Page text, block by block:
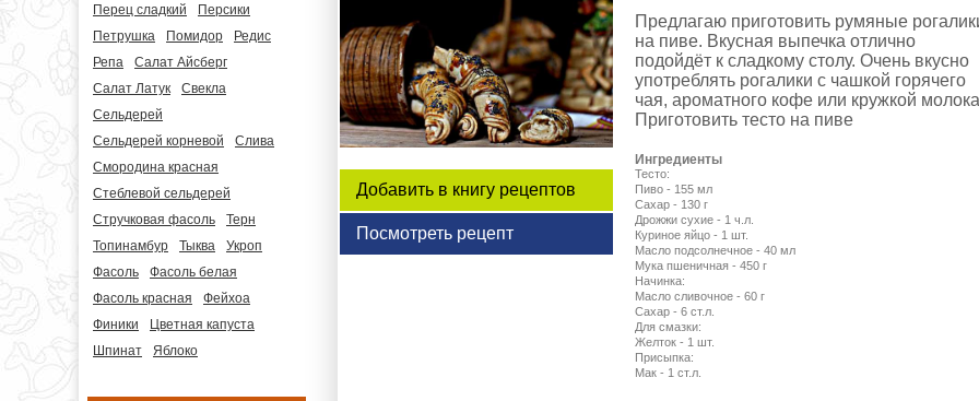
Перец сладкий
Персики
Петрушка
Помидор
Редис
Репа
Салат Айсберг
Салат Латук
Свекла
Сельдерей
Сельдерей корневой
Слива
Смородина красная
Стеблевой сельдерей
Стручковая фасоль
Терн
Топинамбур
Тыква
Укроп
Фасоль
Фасоль белая
Фасоль красная
Фейхоа
Финики
Цветная капуста
Шпинат
Яблоко
Добавить в книгу рецептов
Посмотреть рецепт
Предлагаю приготовить румяные
на пиве. Вкусная выпечка отлично
подойдёт к сладкому столу. Очень вкусно
употреблять рогалики с чашкой горячего
чая, ароматного кофе или кружкой
Приготовить тесто на пиве
Ингредиенты
Тесто:
Пиво - 155 мл
Сахар - 130 г
Дрожжи сухие - 1 ч.л.
Куриное яйцо - 1 шт.
Масло подсолнечное - 40 мл
Мука пшеничная - 450 г
Начинка:
Масло сливочное - 60 г
Сахар - 6 ст.л.
Для смазки:
Желток - 1 шт.
Присыпка:
Мак - 1 ст.л.